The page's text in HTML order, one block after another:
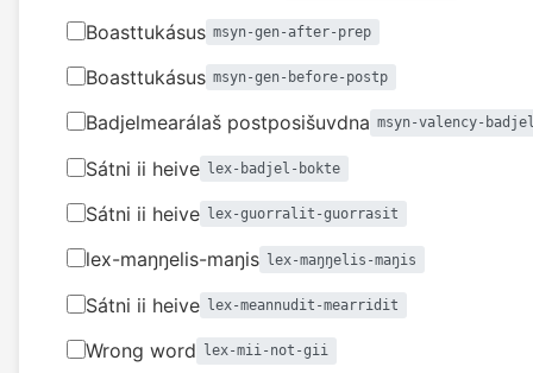
Boasttukásus msyn-gen-after-prep
Boasttukásus msyn-gen-before-postp
Badjelmearálaš postposišuvdna msyn-valency-
Sátni ii heive lex-badjel-bokte
Sátni ii heive lex-guorralit-guorrasit
lex-maŋŋelis-maŋis lex-maŋŋelis-maŋis
Sátni ii heive lex-meannudit-mearridit
Wrong word lex-mii-not-gii